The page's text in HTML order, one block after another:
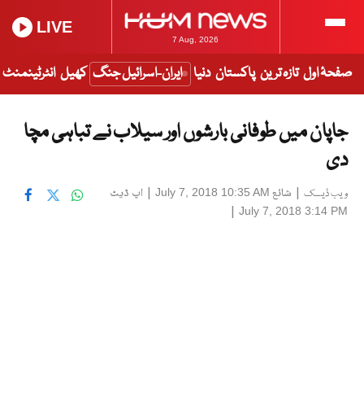
7 Aug, 2026
LIVE
صفحۂ اول تازہ ترین پاکستان دنیا ایران-اسرائیل جنگ کھیل انٹرٹینمنٹ
جاپان میں طوفانی بارشوں اور سیلاب نے تباہی مچا
دی
ویب ڈیسک | شائع July 7, 2018 10:35 AM
| اپ ڈیٹ
July 7, 2018 3:14 PM
|